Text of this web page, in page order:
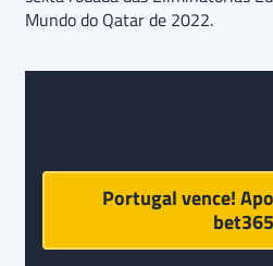
Mundo do Qatar de 2022.
Portugal vence!
bet365